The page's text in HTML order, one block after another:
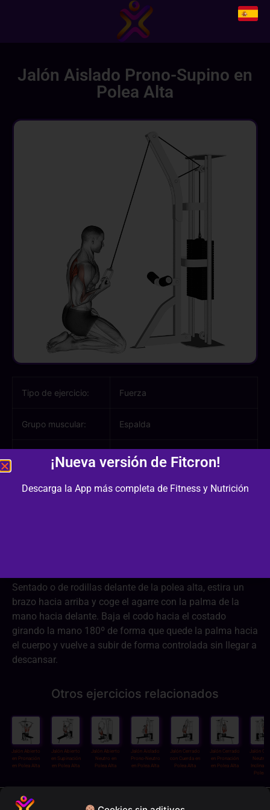
Jalón Aislado Prono-Supino en
Polea Alta
Tipo de ejercicio: Fuerza
Grupo muscular: Espalda
Músculos
involucrados:
Dorsal, Trapecio, Bíceps
Sentado o de rodillas delante de la polea alta, estira un
brazo hacia arriba y coge el agarre con la palma de la
mano hacia delante. Baja el codo hacia el costado
girando la mano 180º de forma que quede la palma hacia
el cuerpo y vuelve a subir de forma controlada sin llegar a
descansar.
Otros ejercicios relacionados
Jalón Abierto
en Pronación
en Polea Alta
Jalón Abierto
en Supinación
en Polea Alta
Jalón Abierto
Neutro en
Polea Alta
Jalón Aislado
Prono-Neutro
en Polea Alta
Jalón Cerrado
con Cuerda en
Polea Alta
Jalón Cerrado
en Pronación
en Polea Alta
Jalón
Neutro
Polea
¡Nueva versión de Fitcron!
Descarga la App más completa de Fitness y Nutrición